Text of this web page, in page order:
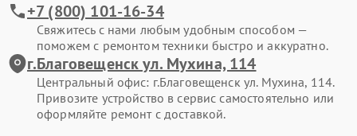
+7 (800) 101-16-34
Свяжитесь с нами любым удобным способом —
поможем с ремонтом техники быстро и аккуратно.
г.Благовещенск ул. Мухина, 114
Центральный офис: г.Благовещенск ул. Мухина, 114.
Привозите устройство в сервис самостоятельно или
оформляйте ремонт с доставкой.